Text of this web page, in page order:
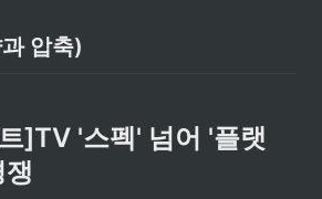
압축)
]TV '스펙' 넘어 '플랫